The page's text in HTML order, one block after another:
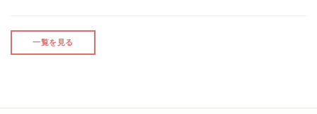
一覧を見る